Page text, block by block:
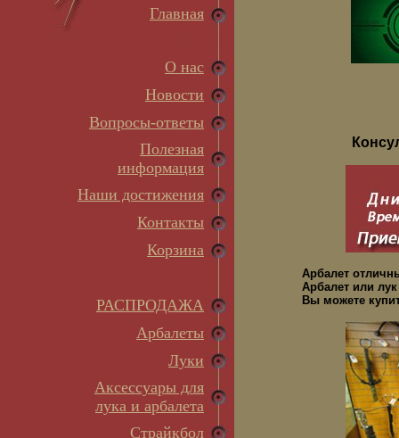
Главная
О нас
Новости
Вопросы-ответы
Полезная
информация
Наши достижения
Контакты
Корзина
РАСПРОДАЖА
Арбалеты
Луки
Аксессуары для
лука и арбалета
Страйкбол
Арбалет
Арбалет или
Вы можете